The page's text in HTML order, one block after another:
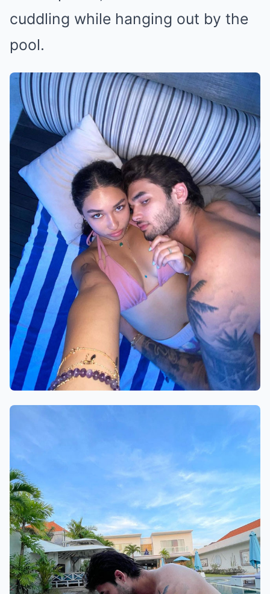
cuddling while hanging out by the
pool.